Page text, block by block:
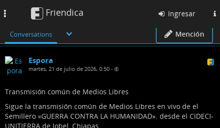
Friendica Ingresar
Conversations Mención
Espora
martes, 21 de julio de 2026, 0:50 •
Transmisión común de Medios Libres
Sigue la transmisión común de Medios Libres en vivo de el
Semillero «GUERRA CONTRA LA HUMANIDAD». desde el CIDECI-
UNITIERRA de Jobel, Chiapas.